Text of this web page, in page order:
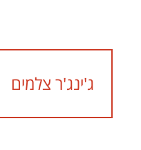
ג'ינג'ר צלמים